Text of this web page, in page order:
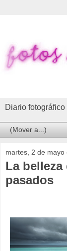
Diario
martes, 2 de mayo
La
pasados